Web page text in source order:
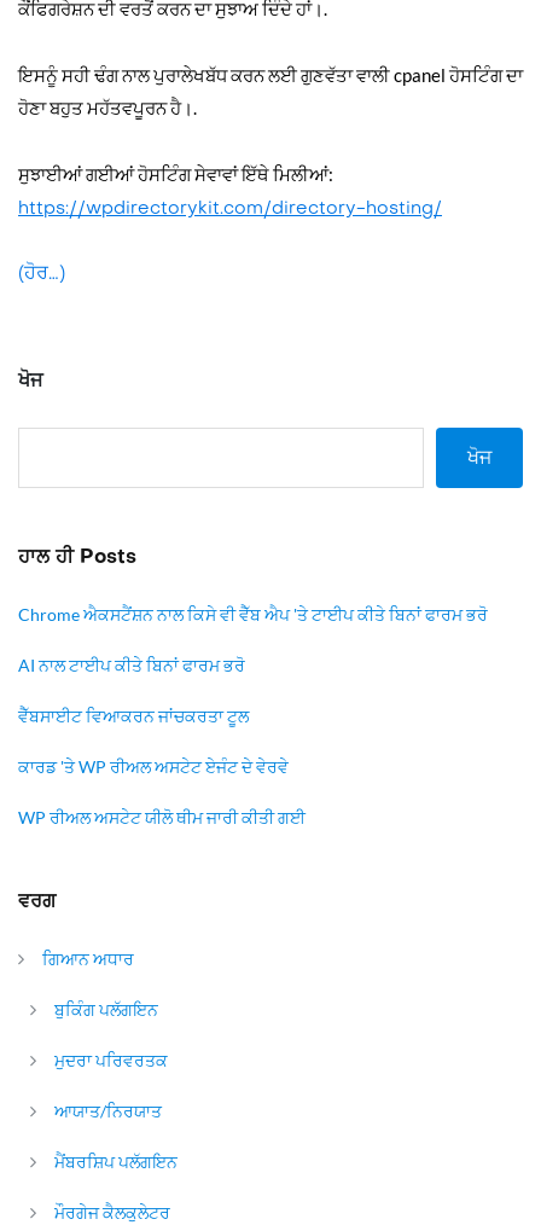
ਕੌਂਫਿਗਰੇਸ਼ਨ ਦੀ ਵਰਤੋਂ ਕਰਨ ਦਾ ਸੁਝਾਅ ਦਿੰਦੇ ਹਾਂ।.
ਇਸਨੂੰ ਸਹੀ ਢੰਗ ਨਾਲ ਪੁਰਾਲੇਖਬੱਧ ਕਰਨ ਲਈ ਗੁਣਵੱਤਾ ਵਾਲੀ cpanel ਹੋਸਟਿੰਗ ਦਾ
ਹੋਣਾ ਬਹੁਤ ਮਹੱਤਵਪੂਰਨ ਹੈ।.
ਸੁਝਾਈਆਂ ਗਈਆਂ ਹੋਸਟਿੰਗ ਸੇਵਾਵਾਂ ਇੱਥੇ ਮਿਲੀਆਂ:
https://wpdirectorykit.com/directory-hosting/
(ਹੋਰ…)
ਖੋਜ
ਖੋਜ
ਹਾਲ ਹੀ Posts
Chrome ਐਕਸਟੈਂਸ਼ਨ ਨਾਲ ਕਿਸੇ ਵੀ ਵੈੱਬ ਐਪ 'ਤੇ ਟਾਈਪ ਕੀਤੇ ਬਿਨਾਂ ਫਾਰਮ ਭਰੋ
AI ਨਾਲ ਟਾਈਪ ਕੀਤੇ ਬਿਨਾਂ ਫਾਰਮ ਭਰੋ
ਵੈੱਬਸਾਈਟ ਵਿਆਕਰਨ ਜਾਂਚਕਰਤਾ ਟੂਲ
ਕਾਰਡ 'ਤੇ WP ਰੀਅਲ ਅਸਟੇਟ ਏਜੰਟ ਦੇ ਵੇਰਵੇ
WP ਰੀਅਲ ਅਸਟੇਟ ਯੀਲੋ ਥੀਮ ਜਾਰੀ ਕੀਤੀ ਗਈ
ਵਰਗ
ਗਿਆਨ ਅਧਾਰ
ਬੁਕਿੰਗ ਪਲੱਗਇਨ
ਮੁਦਰਾ ਪਰਿਵਰਤਕ
ਆਯਾਤ/ਨਿਰਯਾਤ
ਮੈਂਬਰਸ਼ਿਪ ਪਲੱਗਇਨ
ਮੌਰਗੇਜ ਕੈਲਕੁਲੇਟਰ